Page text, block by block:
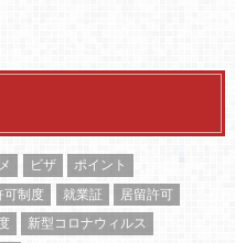
ビザ
ポイント
可制度 就業証
居留許可
新型コロナウィルス